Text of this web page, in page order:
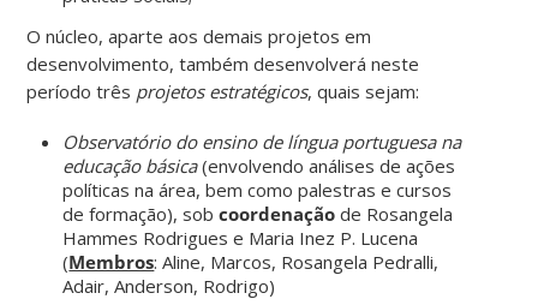
O núcleo, aparte aos demais projetos em
desenvolvimento, também desenvolverá neste
período três projetos estratégicos, quais sejam:
Observatório do ensino de língua portuguesa na
educação básica(envolvendo análises de ações
políticas na área, bem como palestras e cursos
de formação), sobcoordenação de Rosangela
Hammes Rodrigues e Maria Inez P. Lucena
(Membros: Aline, Marcos, Rosangela Pedralli,
Adair, Anderson, Rodrigo)